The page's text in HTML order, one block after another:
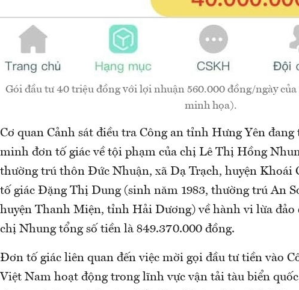
Gói đầu tư 40 triệu đồng với lợi nhuận 560.000 đồng/ngày
minh họa).
Cơ quan Cảnh sát điều tra Công an tỉnh Hưng Yên đang
minh đơn tố giác về tội phạm của chị Lê Thị Hồng
thường trú thôn Đức Nhuận, xã Dạ Trạch, huyện Khoái
tố giác Đặng Thị Dung (sinh năm 1983, thường trú An
huyện Thanh Miện, tỉnh Hải Dương) về hành vi lừa đảo
chị Nhung tổng số tiền là 849.370.000 đồng.
Đơn tố giác liên quan đến việc mời gọi đầu tư tiền vào
Việt Nam hoạt động trong lĩnh vực vận tải tàu biển